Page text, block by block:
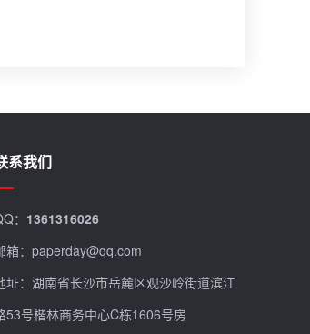
系我们
： 1361316026
箱：paperday@qq.com
址：湖南省长沙市岳麓区观沙岭街道滨江
53号楷林商务中心C栋1606号房